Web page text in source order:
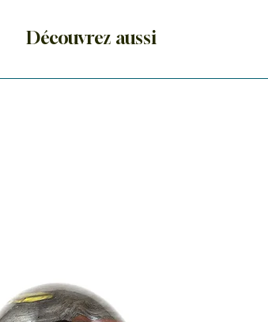
Découvrez aussi